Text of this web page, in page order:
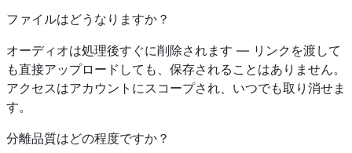
ファイルはどうなりますか？
オーディオは処理後すぐに削除されます — リンクを渡して
も直接アップロードしても、保存されることはありません。
アクセスはアカウントにスコープされ、いつでも取り消せま
す。
分離品質はどの程度ですか？